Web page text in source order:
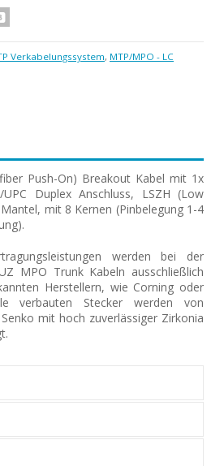
Verkabelungssystem, MTP/MPO - LC
Push-On) Breakout Kabel mit 1x
Duplex Anschluss, LSZH (Low
mit 8 Kernen (Pinbelegung 1-4
werden bei der
MPO Trunk Kabeln ausschließlich
Herstellern, wie Corning oder
verbauten Stecker werden von
mit hoch zuverlässiger Zirkonia